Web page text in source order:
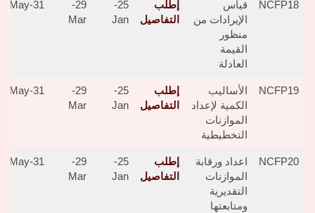
NCFP18
قياس
الإيرادات من
منظور
القيمة
العادلة
إطلب
التفاصيل
25-
Jan
29-
Mar
31-May
NCFP19
الأساليب
الكمية لإعداد
الموازنات
التخطيطية
إطلب
التفاصيل
25-
Jan
29-
Mar
31-May
NCFP20
اعداد ورقابة
الموازنات
التقديرية
ومتابعتها
إطلب
التفاصيل
25-
Jan
29-
Mar
31-May